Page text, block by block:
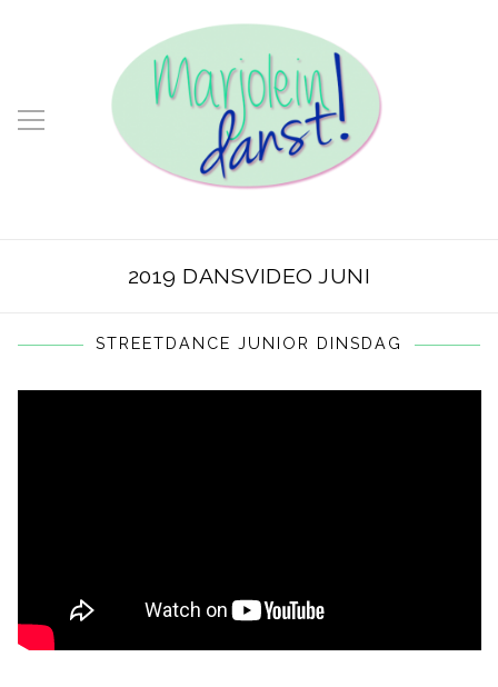
2019 DANSVIDEO JUNI
STREETDANCE JUNIOR DINSDAG